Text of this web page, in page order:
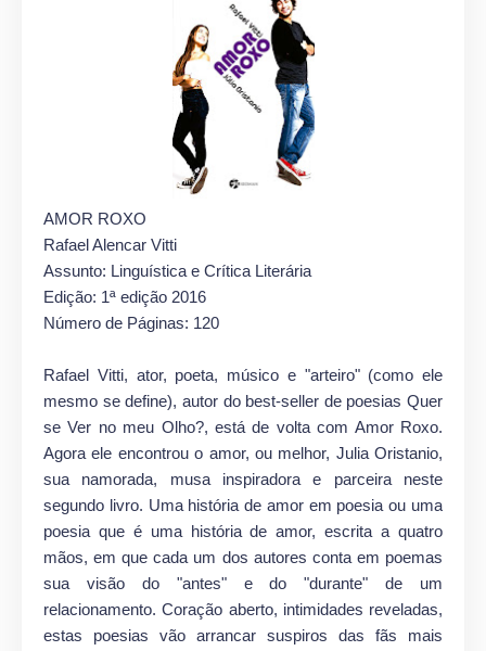
AMOR ROXO
Rafael Alencar Vitti
Assunto: Linguística e Crítica Literária
Edição: 1ª edição 2016
Número de Páginas: 120
Rafael Vitti, ator, poeta, músico e "arteiro" (como ele
mesmo se define), autor do best-seller de poesias Quer
se Ver no meu Olho?, está de volta com Amor Roxo.
Agora ele encontrou o amor, ou melhor, Julia Oristanio,
sua namorada, musa inspiradora e parceira neste
segundo livro. Uma história de amor em poesia ou uma
poesia que é uma história de amor, escrita a quatro
mãos, em que cada um dos autores conta em poemas
sua visão do "antes" e do "durante" de um
relacionamento. Coração aberto, intimidades reveladas,
estas poesias vão arrancar suspiros das fãs mais